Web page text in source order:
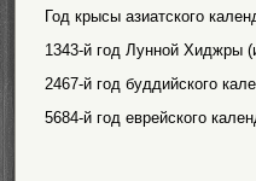
Год крысы азиатского
1343-й год Лунной Хиджры
2467-й год буддийского
5684-й год еврейского